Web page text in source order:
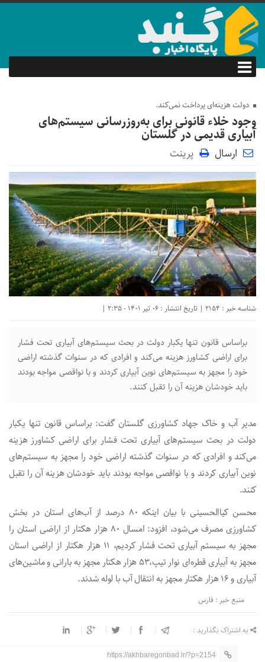
دولت هزینه‌ای پرداخت نمی‌کند.
وجود خلاء قانونی برای به‌روزرسانی سیستم‌های
آبیاری قدیمی در گلستان
ارسال پرینت
شناسه خبر : 2154 | تاریخ انتشار : 06 تیر 1401 - 2:35 |
براساس قانون تنها یکبار دولت در بحث سیستم‌های آبیاری تحت فشار
برای اراضی کشاورز هزینه می‌کند و افرادی که در سنوات گذشته اراضی
خود را مجهز به سیستم‌های نوین آبیاری کردند و با نواقصی مواجه بودند
باید خودشان هزینه آن را تقبل کنند.
مدیر آب و خاک جهاد کشاورزی گلستان گفت: براساس قانون تنها یکبار
دولت در بحث سیستم‌های آبیاری تحت فشار برای اراضی کشاورز هزینه
می‌کند و افرادی که در سنوات گذشته اراضی خود را مجهز به سیستم‌های
نوین آبیاری کردند و با نواقصی مواجه بودند باید خودشان هزینه آن را تقبل
کنند.
محسن کیاالحسینی با بیان اینکه ۸۰ درصد از آب­‌های استان در بخش
کشاورزی مصرف می­‌شود، افزود: امسال ۸۰ هزار هکتار از اراضی استان را
مجهز به سیستم آبیاری تحت فشار کردیم، ۱۱ هزار هکتار از اراضی استان
مجهز به آبیاری قطره‌­ای نوار تیپ،۵۳ هزار هکتار مجهز به بارانی و ماشین­‌های
آبیاری و ۱۶ هزار هکتار مجهز به انتقال آب با لوله شدند.
منبع خبر : فارس
به اشتراک بگذارید :
https://akhbaregonbad.ir/?p=2154